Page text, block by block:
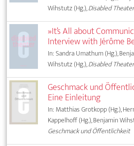
Wihstutz (Hg.),Disabled
»It’s All about
Interview with Jérôme
In: Sandra Umathum (Hg.),
Wihstutz (Hg.),Disabled
Geschmack und
Eine Einleitung
In: Matthias Grotkopp (Hg.),
Kappelhoff (Hg.), Benjamin
Geschmack und Öffentlichkeit